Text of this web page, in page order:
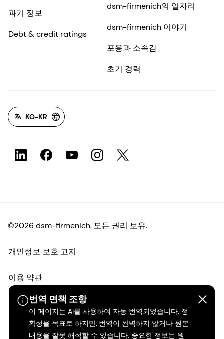
번역 면책 조항
이 페이지는 AI를 사용하여 자동 번역되었습니다. 정
확성을 목표로 하지만, 번역이 완벽하지 않거나 원본
내용을 잘못 해석할 수 있습니다. 중요한 정보는 원
과거 정보
Debt & credit ratings
dsm-firmenich의 일자리
dsm-firmenich 이야기
포용과 소속감
초기 경력
KO-KR
©2026 dsm-firmenich. 모든 권리 보유.
개인정보 보호 고지
이용 약관
약관
캘리포니아 투명성